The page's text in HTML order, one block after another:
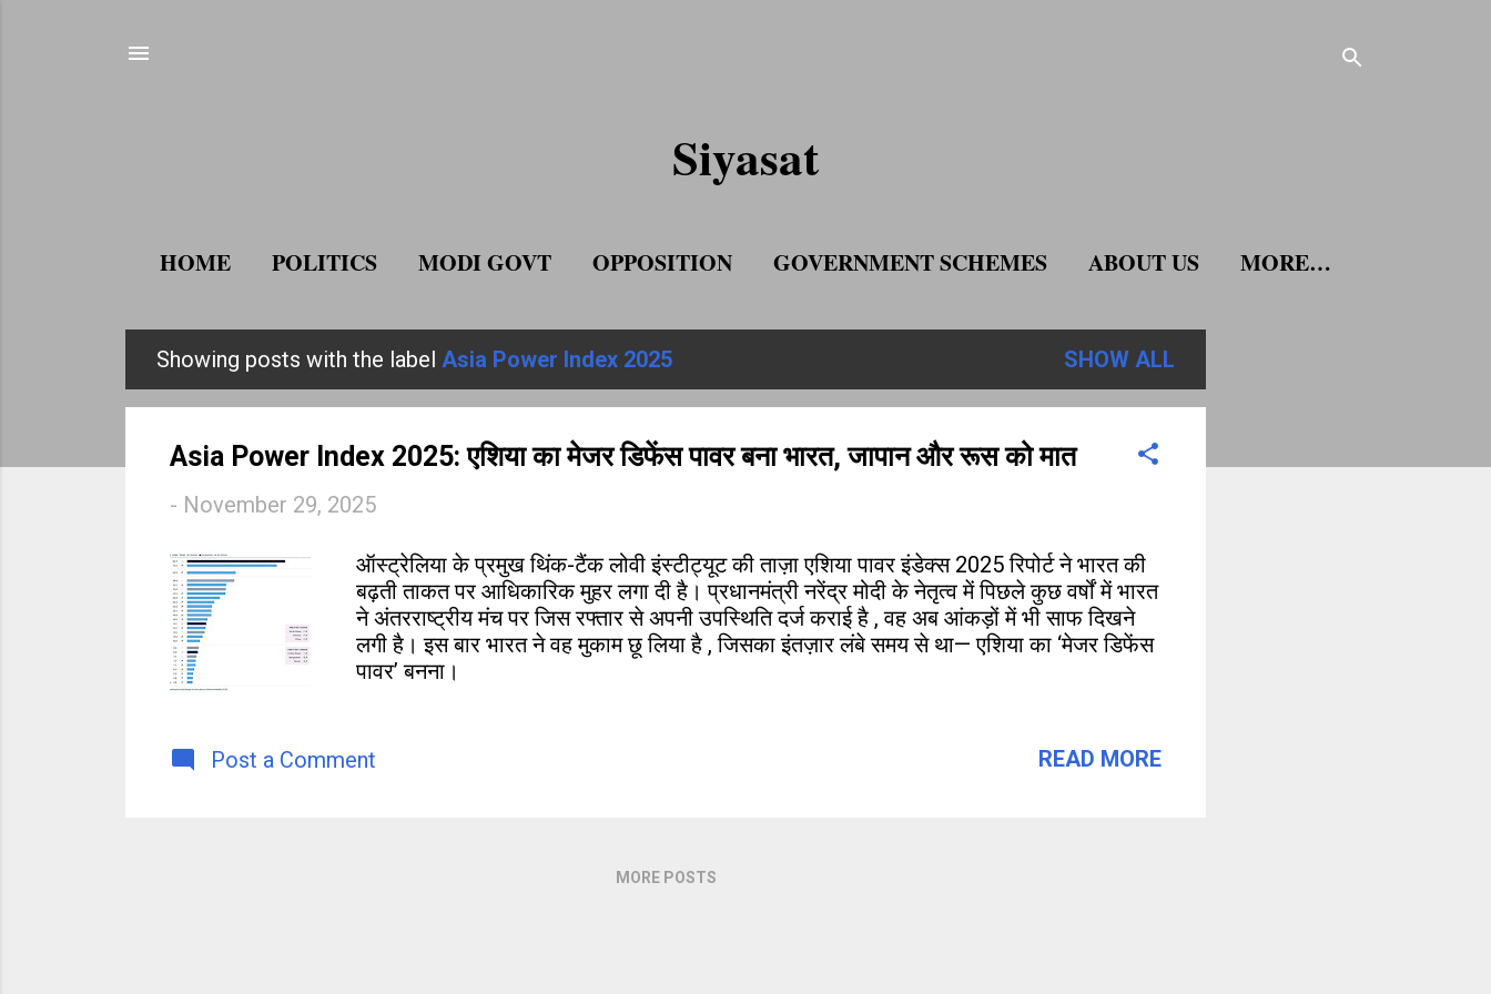
Siyasat
HOME POLITICS MODI GOVT OPPOSITION GOVERNMENT SCHEMES ABOUT US
MORE…
o
Showing posts with the label Asia Power Index 2025 SHOW ALL
Asia Power Index 2025: एशिया का मेजर डिफेंस पावर बना भारत, जापान और रूस को मात
- November 29, 2025
ऑस्ट्रेलिया के प्रमुख थिंक-टैंक लोवी इंस्टीट्यूट की ताज़ा एशिया पावर इंडेक्स 2025 रिपोर्ट ने भारत की
बढ़ती ताकत पर आधिकारिक मुहर लगा दी है। प्रधानमंत्री नरेंद्र मोदी के नेतृत्व में पिछले कुछ वर्षों में भारत
ने अंतरराष्ट्रीय मंच पर जिस रफ्तार से अपनी उपस्थिति दर्ज कराई है , वह अब आंकड़ों में भी साफ दिखने
लगी है। इस बार भारत ने वह मुकाम छू लिया है , जिसका इंतज़ार लंबे समय से था— एशिया का ‘मेजर डिफेंस
पावर’ बनना।
Post a Comment READ MORE
MORE POSTS